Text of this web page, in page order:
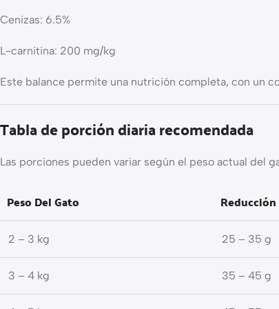
Cenizas: 6.5%
L-carnitina: 200 mg/kg
Este balance permite una nutrición completa, con un
Tabla de porción diaria recomendada
Las porciones pueden variar según el peso actual del
Peso Del Gato
2 – 3 kg 25 – 35 g
3 – 4 kg 35 – 45 g